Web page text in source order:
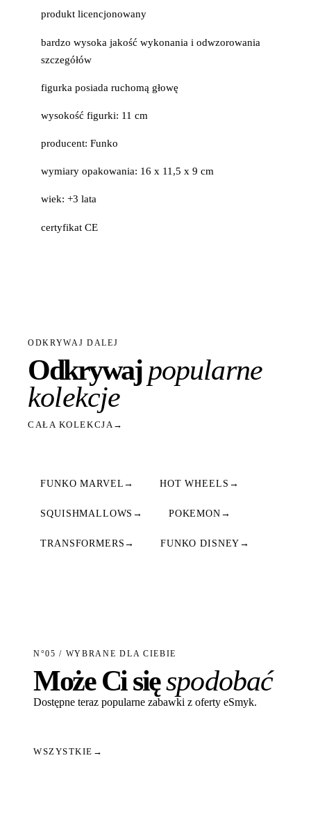
produkt licencjonowany
bardzo wysoka jakość wykonania i odwzorowania
szczegółów
figurka posiada ruchomą głowę
wysokość figurki: 11 cm
producent: Funko
wymiary opakowania: 16 x 11,5 x 9 cm
wiek: +3 lata
certyfikat CE
ODKRYWAJ DALEJ
Odkrywajpopularne
kolekcje
CAŁA KOLEKCJA →
FUNKO MARVEL → HOT WHEELS →
SQUISHMALLOWS → POKEMON →
TRANSFORMERS → FUNKO DISNEY →
N°05 / WYBRANE DLA CIEBIE
Może Ci sięspodobać
Dostępne teraz popularne zabawki z oferty eSmyk.
WSZYSTKIE →